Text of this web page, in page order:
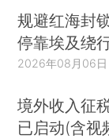
规避红海封
停靠埃及绕
2026年08月06日
境外收入征
已启动(含视